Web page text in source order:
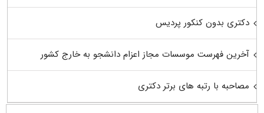
دکتری بدون کنکور پردیس
آخرین فهرست موسسات مجاز اعزام دانشجو به خارج کشور
مصاحبه با رتبه های برتر دکتری